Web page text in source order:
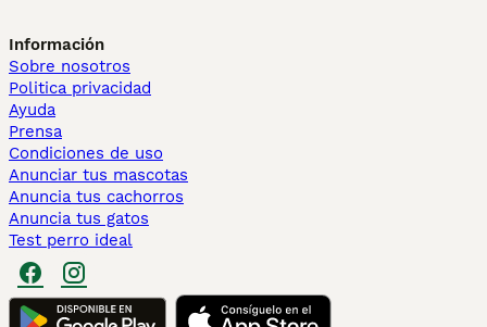
Información
Sobre nosotros
Politica privacidad
Ayuda
Prensa
Condiciones de uso
Anunciar tus mascotas
Anuncia tus cachorros
Anuncia tus gatos
Test perro ideal